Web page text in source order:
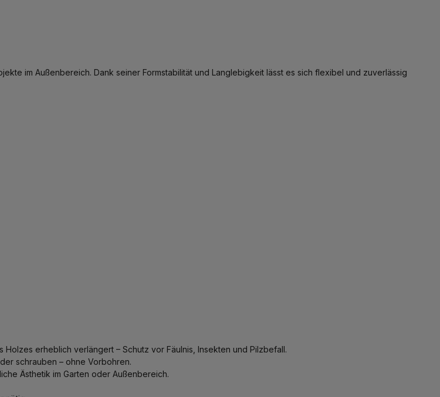
im Außenbereich. Dank seiner Formstabilität und Langlebigkeit lässt es sich flexibel und zuverlässig
erheblich verlängert – Schutz vor Fäulnis, Insekten und Pilzbefall.
schrauben – ohne Vorbohren.
Ästhetik im Garten oder Außenbereich.